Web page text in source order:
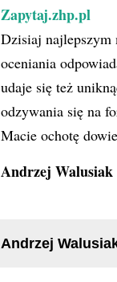
Zapytaj.zhp.pl
Dzisiaj najlepszym
oceniania
udaje się też
odzywania się na
Macie ochotę
Andrzej Walusiak
Andrzej